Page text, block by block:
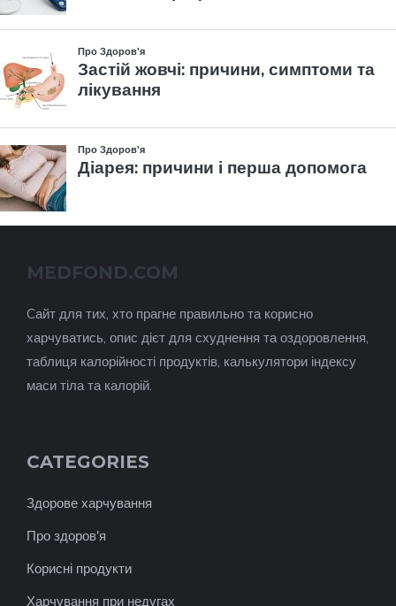
MEDFOND.COM
Cайт для тих, хто прагне правильно та корисно
харчуватись, опис дієт для схуднення та оздоровлення,
таблиця калорійності продуктів, калькулятори індексу
маси тіла та калорій.
CATEGORIES
Здорове харчування
Про здоров'я
Корисні продукти
Харчування при недугах